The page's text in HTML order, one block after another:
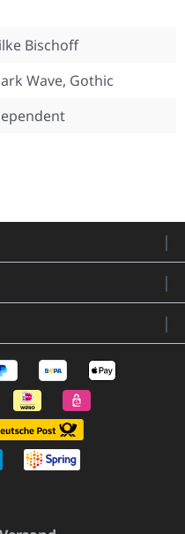
Bischoff
Wave, Gothic